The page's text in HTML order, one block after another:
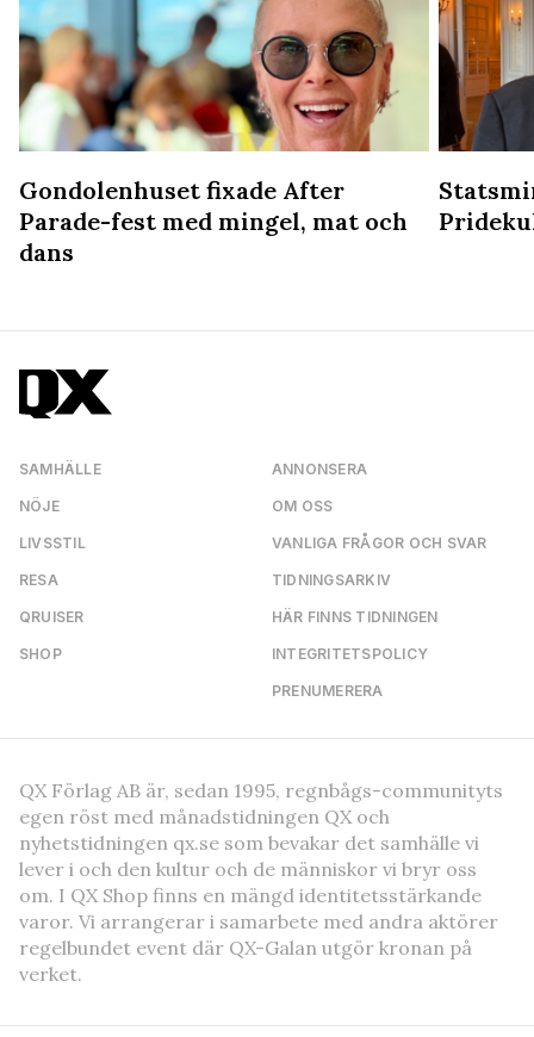
Gondolenhuset fixade After
Parade-fest med mingel, mat och
dans
SAMHÄLLE
NÖJE
LIVSSTIL
RESA
QRUISER
SHOP
ANNONSERA
OM OSS
VANLIGA FRÅGOR OCH SVAR
TIDNINGSARKIV
HÄR FINNS TIDNINGEN
INTEGRITETSPOLICY
PRENUMERERA
QX Förlag AB är, sedan 1995, regnbågs-communityts
egen röst med månadstidningen QX och
nyhetstidningen qx.se som bevakar det samhälle vi
lever i och den kultur och de människor vi bryr oss
om. I QX Shop finns en mängd identitetsstärkande
varor. Vi arrangerar i samarbete med andra aktörer
regelbundet event där QX-Galan utgör kronan på
verket.